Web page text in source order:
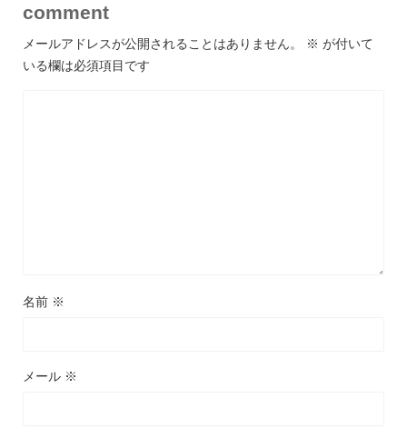
comment
メールアドレスが公開されることはありません。 ※ が付いて
いる欄は必須項目です
名前 ※
メール ※